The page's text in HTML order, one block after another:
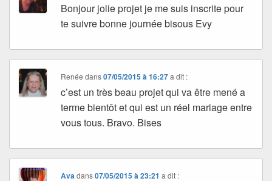
Bonjour jolie projet je me suis inscrite pour
te suivre bonne journée bisous Evy
Renée dans07/05/2015 à 16:27 a dit :
c’est un très beau projet qui va être mené a
terme bientôt et qui est un réel mariage entre
vous tous. Bravo. Bises
Avadans07/05/2015 à 23:21 a dit :